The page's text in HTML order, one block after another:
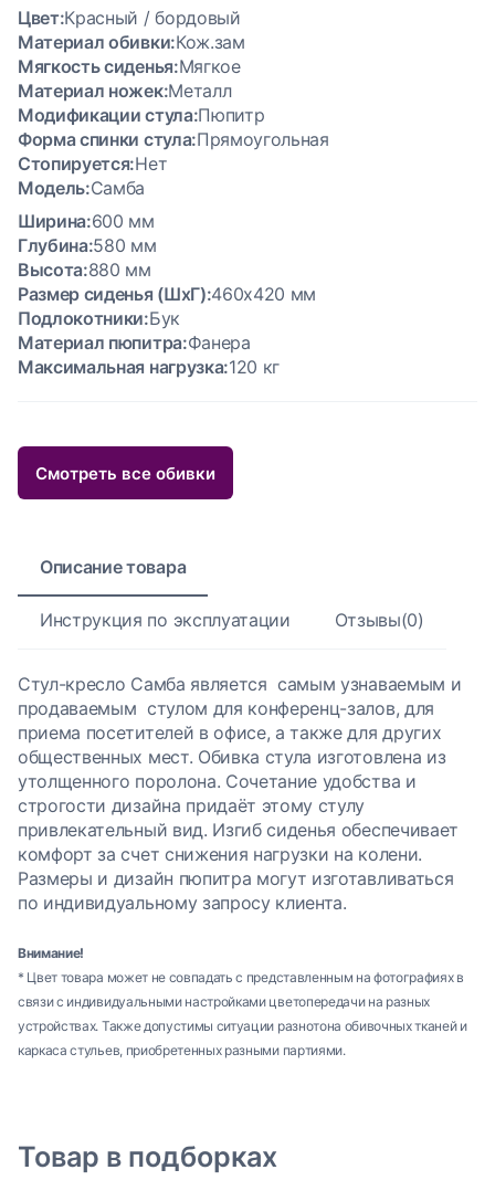
Цвет:Красный / бордовый
Материал обивки:Кож.зам
Мягкость сиденья:Мягкое
Материал ножек:Металл
Модификации стула:Пюпитр
Форма спинки стула:Прямоугольная
Стопируется:Нет
Модель:Самба
Ширина:600 мм
Глубина:580 мм
Высота:880 мм
Размер сиденья (ШxГ):460x420 мм
Подлокотники:Бук
Материал пюпитра:Фанера
Максимальная нагрузка:120 кг
Смотреть все обивки
Описание товара
Инструкция по эксплуатации Отзывы(0)
Стул-кресло Самба является самым узнаваемым и
продаваемым стулом для конференц-залов, для
приема посетителей в офисе, а также для других
общественных мест. Обивка стула изготовлена из
утолщенного поролона. Сочетание удобства и
строгости дизайна придаёт этому стулу
привлекательный вид. Изгиб сиденья обеспечивает
комфорт за счет снижения нагрузки на колени.
Размеры и дизайн пюпитра могут изготавливаться
по индивидуальному запросу клиента.
Внимание!
* Цвет товара может не совпадать с представленным на фотографиях в
связи с индивидуальными настройками цветопередачи на разных
устройствах. Также допустимы ситуации разнотона обивочных тканей и
каркаса стульев, приобретенных разными партиями.
Товар в подборках